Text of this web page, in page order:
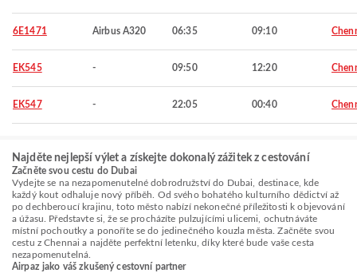
6E1471 Airbus A320 06:35 09:10
EK545 - 09:50 12:20
EK547 - 22:05 00:40
Najděte nejlepší výlet a získejte dokonalý zážitek z cestování
Začněte svou cestu do Dubai
Vydejte se na nezapomenutelné dobrodružství do Dubai, destinace, kde
každý kout odhaluje nový příběh. Od svého bohatého kulturního dědictví až
po dechberoucí krajinu, toto město nabízí nekonečné příležitosti k objevování
a úžasu. Představte si, že se procházíte pulzujícími ulicemi, ochutnáváte
místní pochoutky a ponoříte se do jedinečného kouzla města. Začněte svou
cestu z Chennai a najděte perfektní letenku, díky které bude vaše cesta
nezapomenutelná.
Airpaz jako váš zkušený cestovní partner